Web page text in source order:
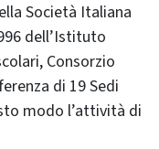
Società Italiana
dell’Istituto
Consorzio
di 19 Sedi
modo l’attività di